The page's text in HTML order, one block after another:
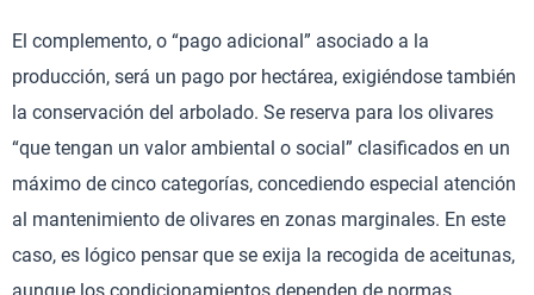
El complemento, o “pago adicional” asociado a la
producción, será un pago por hectárea, exigiéndose también
la conservación del arbolado. Se reserva para los olivares
“que tengan un valor ambiental o social” clasificados en un
máximo de cinco categorías, concediendo especial atención
al mantenimiento de olivares en zonas marginales. En este
caso, es lógico pensar que se exija la recogida de aceitunas,